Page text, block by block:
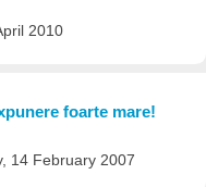
2010
foarte mare!
14 February 2007